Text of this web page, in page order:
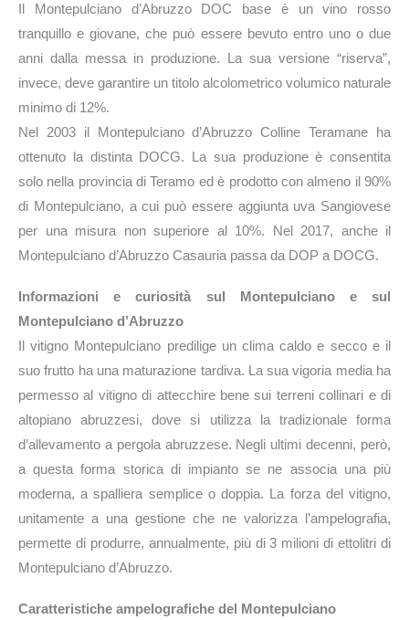
Il Montepulciano d’Abruzzo DOC base è un vino rosso
tranquillo e giovane, che può essere bevuto entro uno o due
anni dalla messa in produzione. La sua versione “riserva”,
invece, deve garantire un titolo alcolometrico volumico naturale
minimo di 12%.
Nel 2003 il Montepulciano d’Abruzzo Colline Teramane ha
ottenuto la distinta DOCG. La sua produzione è consentita
solo nella provincia di Teramo ed è prodotto con almeno il 90%
di Montepulciano, a cui può essere aggiunta uva Sangiovese
per una misura non superiore al 10%. Nel 2017, anche il
Montepulciano d’Abruzzo Casauria passa da DOP a DOCG.
Informazioni e curiosità sul Montepulciano e sul
Montepulciano d’Abruzzo
Il vitigno Montepulciano predilige un clima caldo e secco e il
suo frutto ha una maturazione tardiva. La sua vigoria media ha
permesso al vitigno di attecchire bene sui terreni collinari e di
altopiano abruzzesi, dove si utilizza la tradizionale forma
d’allevamento a pergola abruzzese. Negli ultimi decenni, però,
a questa forma storica di impianto se ne associa una più
moderna, a spalliera semplice o doppia. La forza del vitigno,
unitamente a una gestione che ne valorizza l’ampelografia,
permette di produrre, annualmente, più di 3 milioni di ettolitri di
Montepulciano d’Abruzzo.
Caratteristiche ampelografiche del Montepulciano